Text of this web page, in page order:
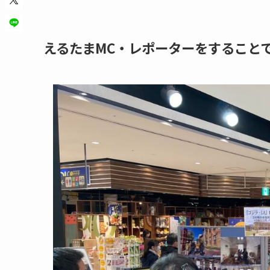
えるたまMC・レポーターをするこ